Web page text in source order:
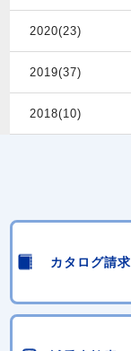
2020(23)
2019(37)
2018(10)
カタログ請求